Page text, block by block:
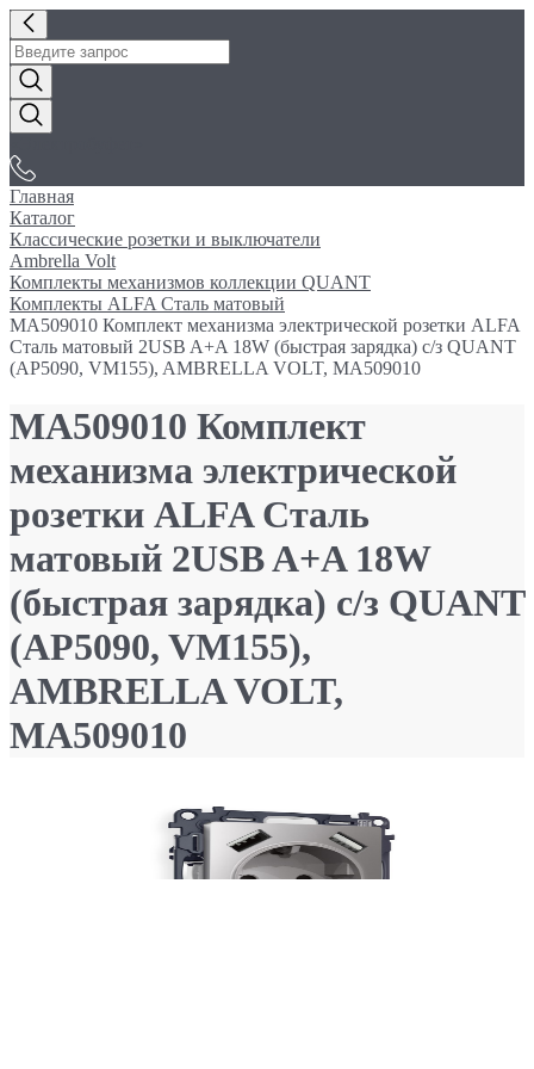
Главная
Каталог
Классические розетки и выключатели
Ambrella Volt
Комплекты механизмов коллекции QUANT
Комплекты ALFA Сталь матовый
MA509010 Комплект механизма электрической розетки ALFA
Сталь матовый 2USB A+A 18W (быстрая зарядка) с/з QUANT
(AP5090, VM155), AMBRELLA VOLT, MA509010
MA509010 Комплект
механизма электрической
розетки ALFA Сталь
матовый 2USB A+A 18W
(быстрая зарядка) с/з QUANT
(AP5090, VM155),
AMBRELLA VOLT,
MA509010